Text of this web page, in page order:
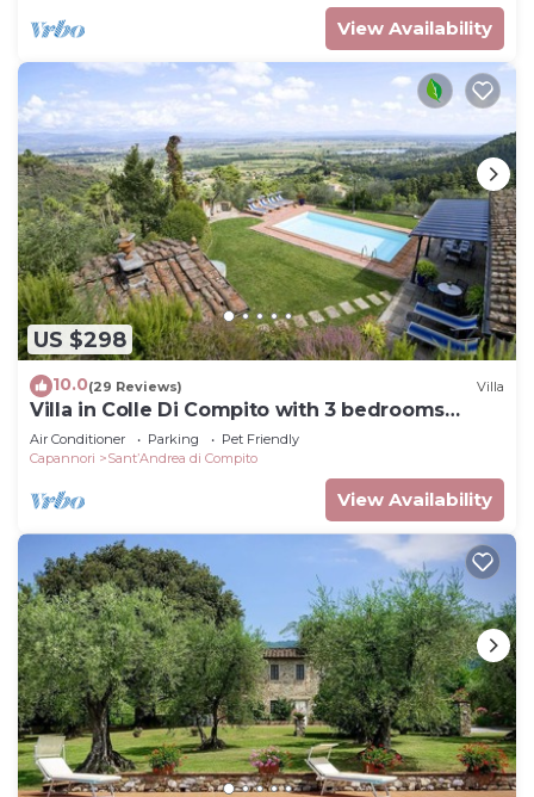
View Availability
US $298
10.0(29 Reviews) Villa
Villa in Colle Di Compito with 3 bedrooms
sleeps 8
Air Conditioner Parking
Pet Friendly
Capannori
SantʼAndrea di Compito
View Availability